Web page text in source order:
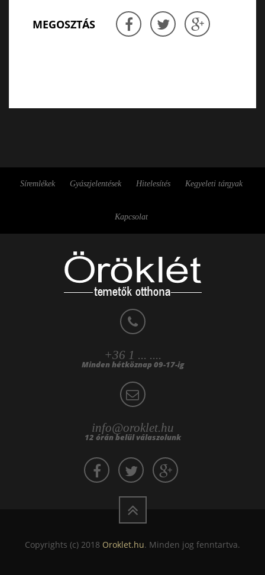
MEGOSZTÁS
Síremlékek Gyászjelentések Hitelesítés Kegyeleti tárgyak
Kapcsolat
+36 1 ... ....
Minden hétköznap 09-17-ig
info@oroklet.hu
12 órán belül válaszolunk
Copyrights (c) 2018 Oroklet.hu. Minden jog fenntartva.